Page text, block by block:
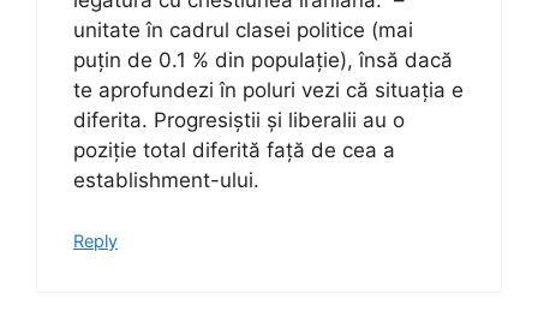
unitate în cadrul clasei politice (mai
puțin de 0.1 % din populație), însă dacă
te aprofundezi în poluri vezi că situația e
diferita. Progresiștii și liberalii au o
poziție total diferită față de cea a
establishment-ului.
Reply